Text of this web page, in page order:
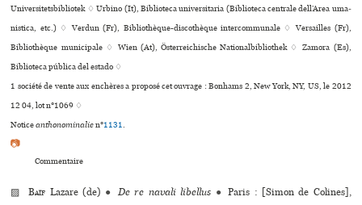
Universitetsbibliotek ♢ Urbino (It), Biblioteca uni­ver­si­ta­ria (Biblioteca cen­trale dell’Area uma­
nis­tica, etc.) ♢ Verdun (Fr), Bibliothèque-dis­co­thè­que inter­com­mu­nale ♢ Versailles (Fr),
Bibliothèque muni­ci­pale ♢ Wien (At), Österreichische Nationalbibliothek ♢ Zamora (Es),
Biblioteca pública del estado ♢
1 société de vente aux enchères a proposé cet ouvrage : Bonhams 2, New York, NY, US, le 2012
12 04, lot n°1069 ♢
Noticeanthonominalien°1131.
📷
Commentaire
▨Baïf Lazare (de) ● De re navali libellus ● Paris : [Simon de Colines],